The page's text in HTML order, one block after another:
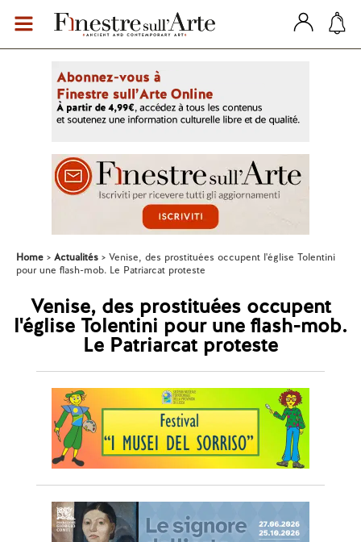
Home Actualités
Venise, des prostituées occupent l'église Tolentini
pour une flash-mob. Le Patriarcat proteste
Venise, des prostituées occupent
l'église Tolentini pour une flash-mob.
Le Patriarcat proteste